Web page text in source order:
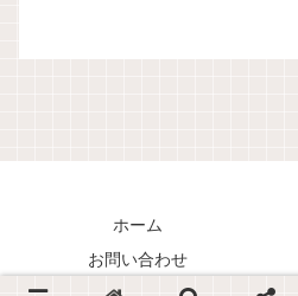
ホーム
お問い合わせ